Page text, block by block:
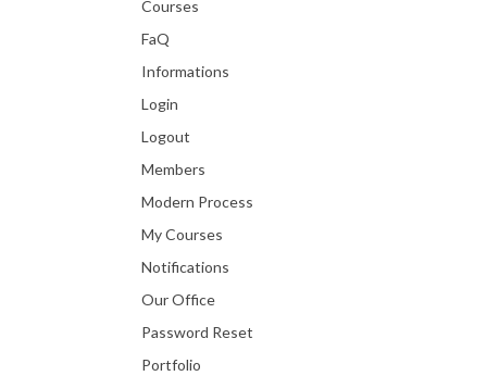
Courses
FaQ
Informations
Login
Logout
Members
Modern Process
My Courses
Notifications
Our Office
Password Reset
Portfolio